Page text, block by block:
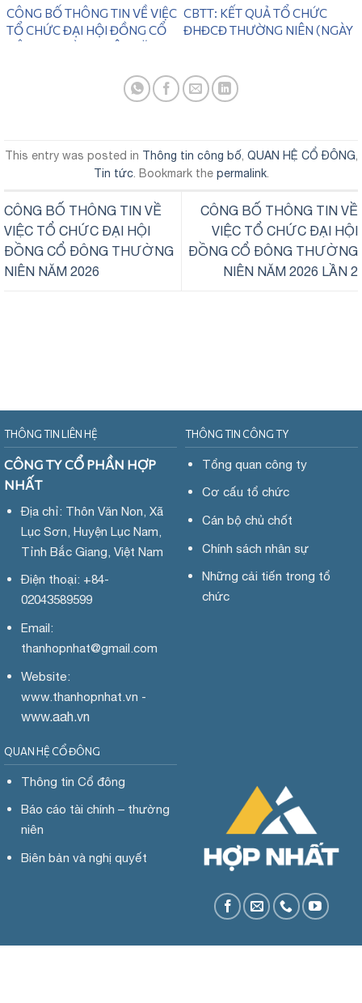
28/06/2026)
CÔNG BỐ THÔNG TIN VỀ VIỆC
TỔ CHỨC ĐẠI HỘI ĐỒNG CỔ
CBTT: KẾT QUẢ TỔ CHỨC
ĐHĐCĐ THƯỜNG NIÊN (NGÀY
This entry was posted in Thông tin công bố, QUAN HỆ CỔ ĐÔNG,
Tin tức. Bookmark the permalink.
CÔNG BỐ THÔNG TIN VỀ
VIỆC TỔ CHỨC ĐẠI HỘI
ĐỒNG CỔ ĐÔNG THƯỜNG
NIÊN NĂM 2026
CÔNG BỐ THÔNG TIN VỀ
VIỆC TỔ CHỨC ĐẠI HỘI
ĐỒNG CỔ ĐÔNG THƯỜNG
NIÊN NĂM 2026 LẦN 2
THÔNG TIN LIÊN HỆ
CÔNG TY CỔ PHẦN HỢP
NHẤT
Địa chỉ: Thôn Văn Non, Xã
Lục Sơn, Huyện Lục Nam,
Tỉnh Bắc Giang, Việt Nam
Điện thoại: +84-
02043589599
Email:
thanhopnhat@gmail.com
Website:
www.thanhopnhat.vn -
www.aah.vn
THÔNG TIN CÔNG TY
Tổng quan công ty
Cơ cấu tổ chức
Cán bộ chủ chốt
Chính sách nhân sự
Những cải tiến trong tổ
chức
QUAN HỆ CỔ ĐÔNG
Thông tin Cổ đông
Báo cáo tài chính – thường
niên
Biên bản và nghị quyết